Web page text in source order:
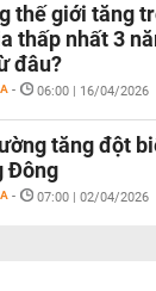
thế giới tăng
thấp nhất 3
đâu?
- 06:00 | 16/04/2026
tăng đột
Đông
- 07:00 | 02/04/2026